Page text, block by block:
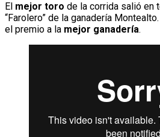
El mejor toro de la corrida salió en
“Farolero” de la ganadería
el premio a la mejor ganadería.